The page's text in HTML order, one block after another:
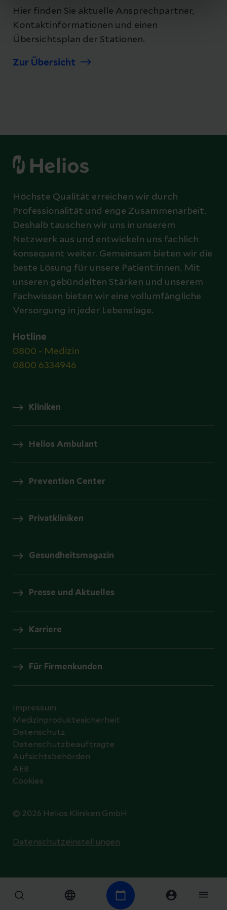
Hier finden Sie aktuelle Ansprechpartner,
Kontaktinformationen und einen
Übersichtsplan der Stationen.
Zur Übersicht
Höchste Qualität erreichen wir durch
Professionalität und enge Zusammenarbeit.
Deshalb tauschen wir uns in unserem
Netzwerk aus und entwickeln uns fachlich
konsequent weiter. Gemeinsam bieten wir die
beste Lösung für unsere Patient:innen. Mit
unseren gebündelten Stärken und unserem
Fachwissen bieten wir eine vollumfängliche
Versorgung in jeder Lebenslage.
Hotline
0800 - Medizin
0800 6334946
Kliniken
Helios Ambulant
Prevention Center
Privatkliniken
Gesundheitsmagazin
Presse und Aktuelles
Karriere
Für Firmenkunden
© 2026 Helios Kliniken GmbH
Impressum
Medizinproduktesicherheit
Datenschutz
Datenschutzbeauftragte
Aufsichtsbehörden
AEB
Cookies
Datenschutzeinstellungen